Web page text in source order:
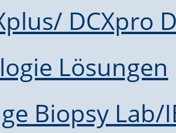
DCXpro
Lösungen
Biopsy Lab/